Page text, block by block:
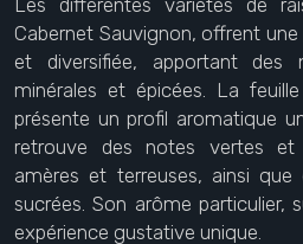
Les différentes variétés de
Cabernet Sauvignon, offrent
et diversifiée, apportant des
minérales et épicées. La
présente un profil aromatique
retrouve des notes vertes et
amères et terreuses, ainsi
sucrées. Son arôme particulier,
expérience gustative unique.